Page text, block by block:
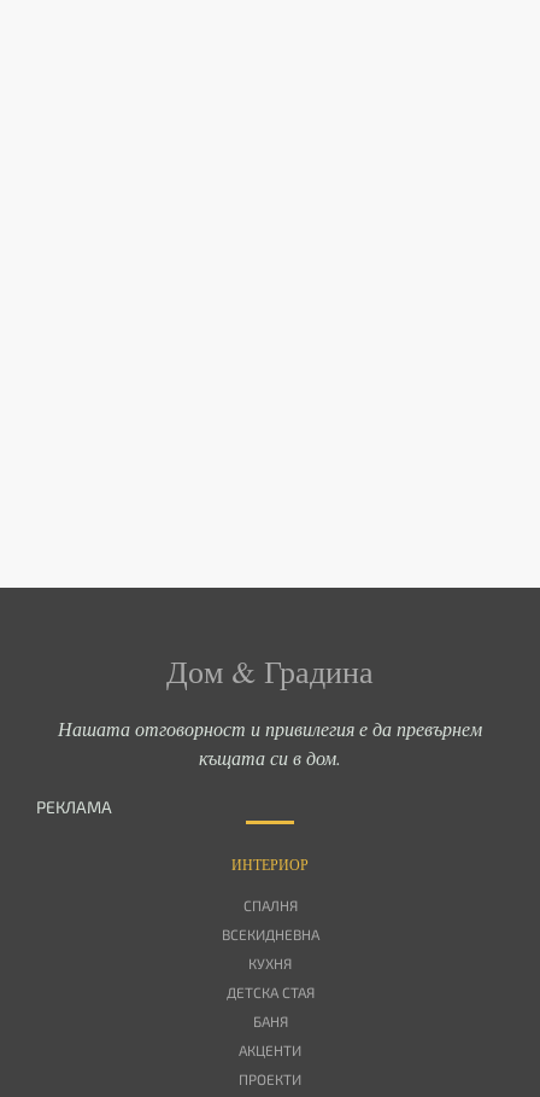
Дом & Градина
Нашата отговорност и привилегия е да превърнем
къщата си в дом.
РЕКЛАМА
ИНТЕРИОР
СПАЛНЯ
ВСЕКИДНЕВНА
КУХНЯ
ДЕТСКА СТАЯ
БАНЯ
АКЦЕНТИ
ПРОЕКТИ